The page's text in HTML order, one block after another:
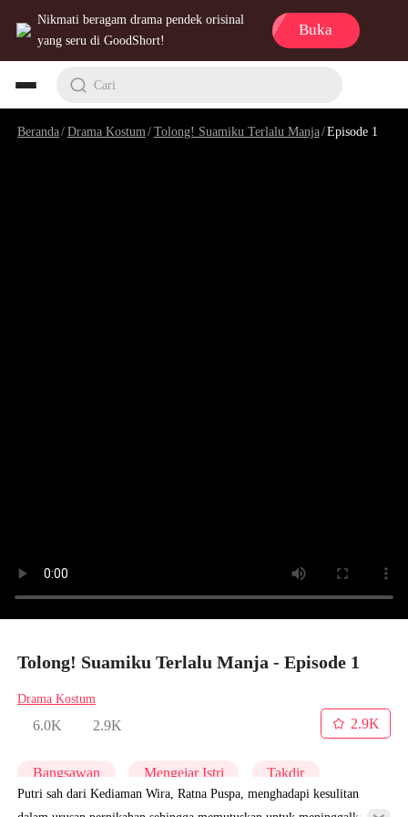
Nikmati beragam drama pendek orisinal
yang seru di GoodShort!
Buka
Cari
Beranda/Drama Kostum /Tolong! Suamiku Terlalu Manja/Episode 1
Tolong! Suamiku Terlalu Manja - Episode 1
Drama Kostum
6.0K 2.9K
2.9K
Bangsawan Mengejar Istri Takdir
Putri sah dari Kediaman Wira, Ratna Puspa, menghadapi kesulitan